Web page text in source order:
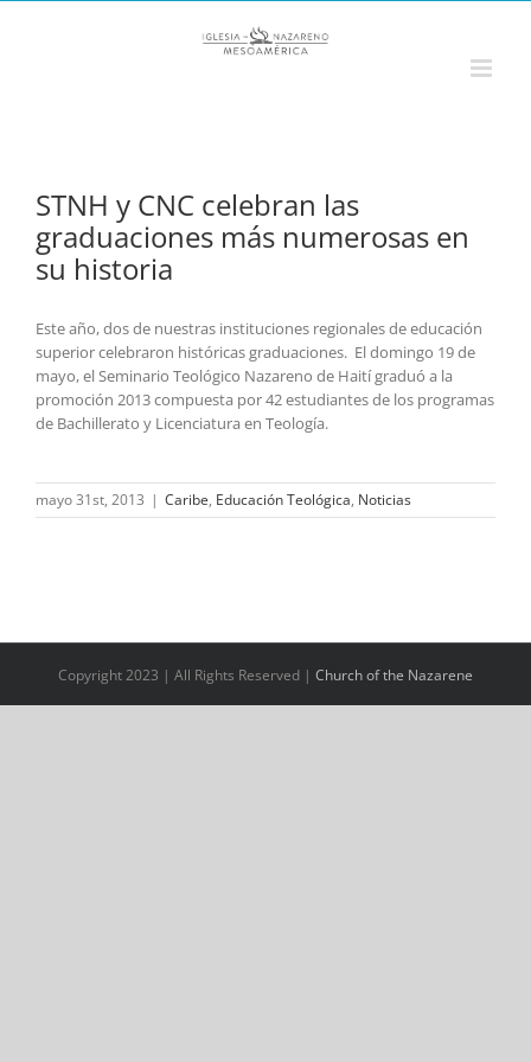
STNH y CNC celebran las
graduaciones más numerosas en
su historia
Este año, dos de nuestras instituciones regionales de educación
superior celebraron históricas graduaciones. El domingo 19 de
mayo, el Seminario Teológico Nazareno de Haití graduó a la
promoción 2013 compuesta por 42 estudiantes de los programas
de Bachillerato y Licenciatura en Teología.
mayo 31st, 2013 | Caribe, Educación Teológica, Noticias
Copyright 2023 | All Rights Reserved | Church of the Nazarene